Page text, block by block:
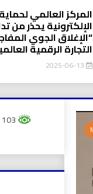
المركز العالمي
الإلكترونية يحذر من
“الإغلاق الجوي
التجارة الرقمية
2025-06-13